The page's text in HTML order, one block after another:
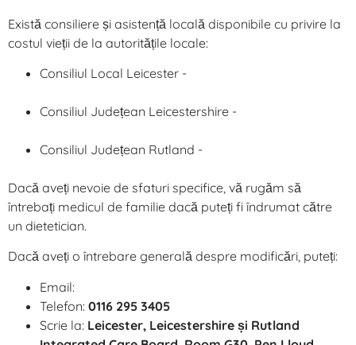
Există consiliere și asistență locală disponibile cu privire la
costul vieții de la autoritățile locale:
Consiliul Local Leicester -
Consiliul Județean Leicestershire -
Consiliul Județean Rutland -
Dacă aveți nevoie de sfaturi specifice, vă rugăm să
întrebați medicul de familie dacă puteți fi îndrumat către
un dietetician.
Dacă aveți o întrebare generală despre modificări, puteți:
Email:
Telefon: 0116 295 3405
Scrie la: Leicester, Leicestershire și Rutland